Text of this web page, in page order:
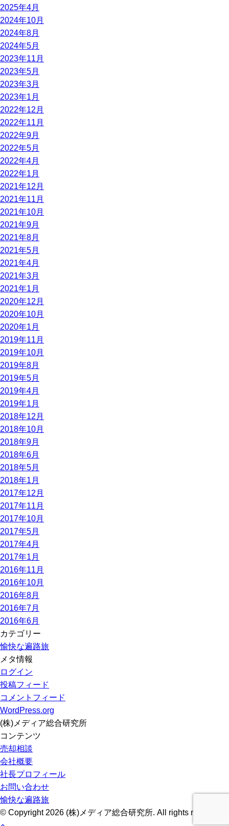
2025年4月
2024年10月
2024年8月
2024年5月
2023年11月
2023年5月
2023年3月
2023年1月
2022年12月
2022年11月
2022年9月
2022年5月
2022年4月
2022年1月
2021年12月
2021年11月
2021年10月
2021年9月
2021年8月
2021年5月
2021年4月
2021年3月
2021年1月
2020年12月
2020年10月
2020年1月
2019年11月
2019年10月
2019年8月
2019年5月
2019年4月
2019年1月
2018年12月
2018年10月
2018年9月
2018年6月
2018年5月
2018年1月
2017年12月
2017年11月
2017年10月
2017年5月
2017年4月
2017年1月
2016年11月
2016年10月
2016年8月
2016年7月
2016年6月
カテゴリー
愉快な遍路旅
メタ情報
ログイン
投稿フィード
コメントフィード
WordPress.org
(株)メディア総合研究所
コンテンツ
売却相談
会社概要
社長プロフィール
お問い合わせ
愉快な遍路旅
© Copyright 2026 (株)メディア総合研究所. All rights reserved.